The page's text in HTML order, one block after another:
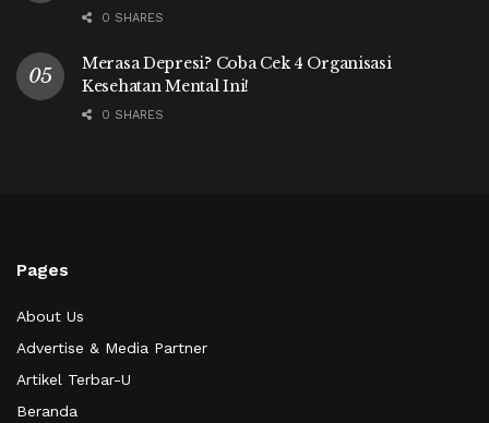
0 SHARES
Merasa Depresi? Coba Cek 4 Organisasi
Kesehatan Mental Ini!
0 SHARES
Pages
About Us
Advertise & Media Partner
Artikel Terbar-U
Beranda